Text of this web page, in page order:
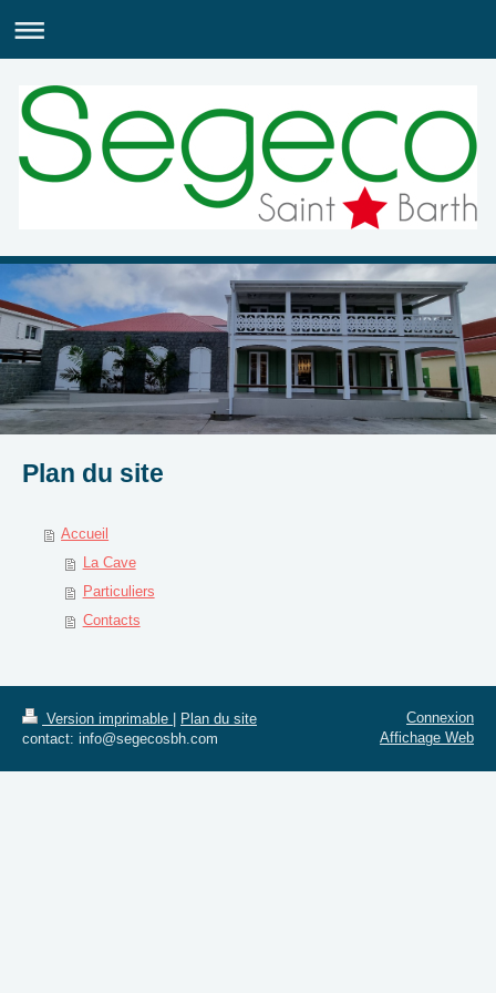
Plan du site
Accueil
La Cave
Particuliers
Contacts
Version imprimable
Plan du site
contact: info@segecosbh.com
Connexion
Affichage Web